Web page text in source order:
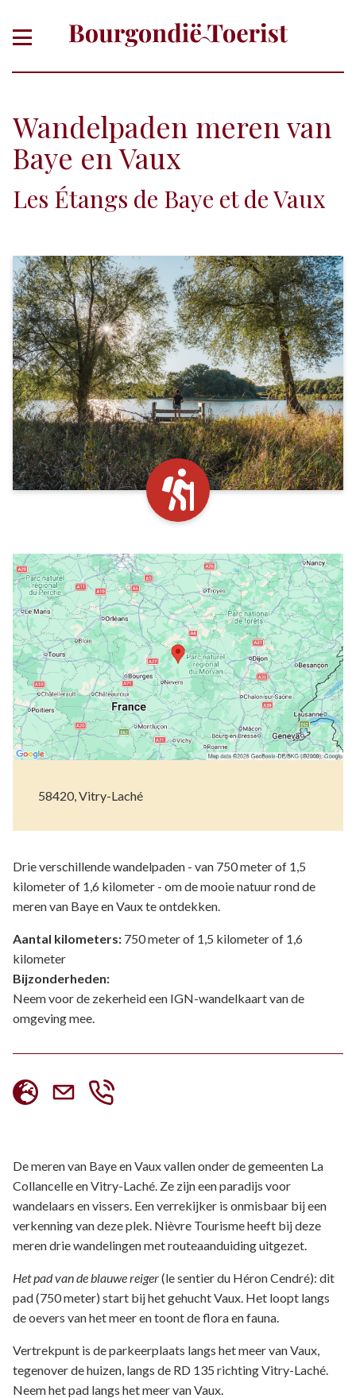
Wandelpaden meren van
Baye en Vaux
Les Étangs de Baye et de Vaux
58420, Vitry-Laché
Drie verschillende wandelpaden - van 750 meter of 1,5
kilometer of 1,6 kilometer - om de mooie natuur rond de
meren van Baye en Vaux te ontdekken.
Aantal kilometers: 750 meter of 1,5 kilometer of 1,6
kilometer
Bijzonderheden:
Neem voor de zekerheid een IGN-wandelkaart van de
omgeving mee.
De meren van Baye en Vaux vallen onder de gemeenten La
Collancelle en Vitry-Laché. Ze zijn een paradijs voor
wandelaars en vissers. Een verrekijker is onmisbaar bij een
verkenning van deze plek. Nièvre Tourisme heeft bij deze
meren drie wandelingen met routeaanduiding uitgezet.
Het pad van de blauwe reiger(le sentier du Héron Cendré): dit
pad (750 meter) start bij het gehucht Vaux. Het loopt langs
de oevers van het meer en toont de flora en fauna.
Vertrekpunt is de parkeerplaats langs het meer van Vaux,
tegenover de huizen, langs de RD 135 richting Vitry-Laché.
Neem het pad langs het meer van Vaux.